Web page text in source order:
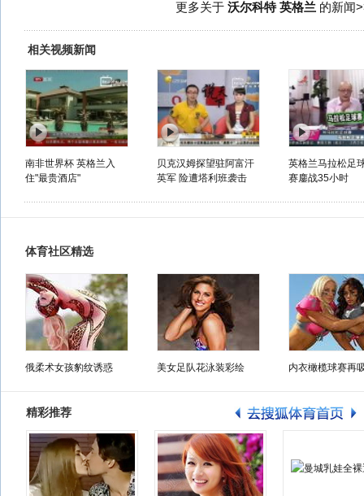
更多关于 沃尔科特 英格兰 的新闻
相关视频新闻
南非世界杯 英格兰入
住"最贵酒店"
贝克汉姆探望驻阿富汗
英军 险遭塔利班袭击
英格兰马拉松足
赛鏖战35小时
体育社区精选
俄柔术女孩豹纹诱惑 美女足队花泳装彩绘 内衣橄榄球赛再
精彩推荐